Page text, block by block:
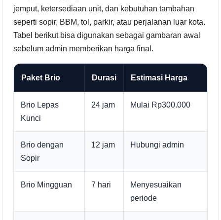
jemput, ketersediaan unit, dan kebutuhan tambahan
seperti sopir, BBM, tol, parkir, atau perjalanan luar kota.
Tabel berikut bisa digunakan sebagai gambaran awal
sebelum admin memberikan harga final.
Paket Brio Durasi Estimasi Harga
Brio Lepas
Kunci
24 jam Mulai Rp300.000
Brio dengan
Sopir
12 jam Hubungi admin
Brio Mingguan 7 hari
Menyesuaikan
periode